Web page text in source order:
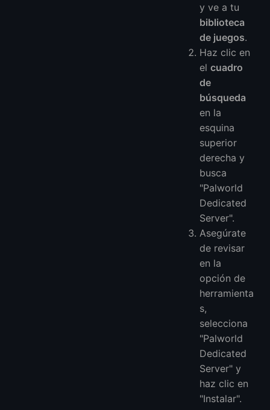
y ve a tu
biblioteca
de juegos.
Haz clic en
elcuadro
de
búsqueda
en la
esquina
superior
derecha y
busca
"Palworld
Dedicated
Server".
Asegúrate
de revisar
en la
opción de
herramienta
s,
selecciona
"Palworld
Dedicated
Server" y
haz clic en
"Instalar".